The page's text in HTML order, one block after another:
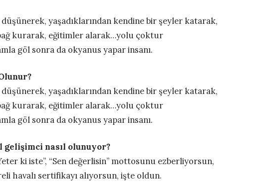
yaşadıklarından kendine bir şeyler katarak,
kurarak, eğitimler alarak…yolu çoktur
göl sonra da okyanus yapar insanı.
yaşadıklarından kendine bir şeyler katarak,
kurarak, eğitimler alarak…yolu çoktur
göl sonra da okyanus yapar insanı.
gelişimci nasıl olunuyor?
ki iste”, “Sen değerlisin” mottosunu ezberliyorsun,
havalı sertifikayı alıyorsun, işte oldun.